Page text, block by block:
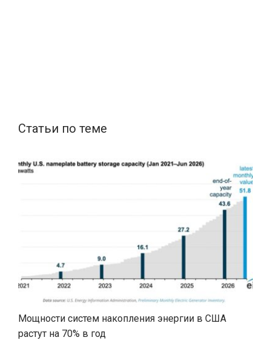
Статьи по теме
Мощности систем накопления энергии в США
растут на 70% в год